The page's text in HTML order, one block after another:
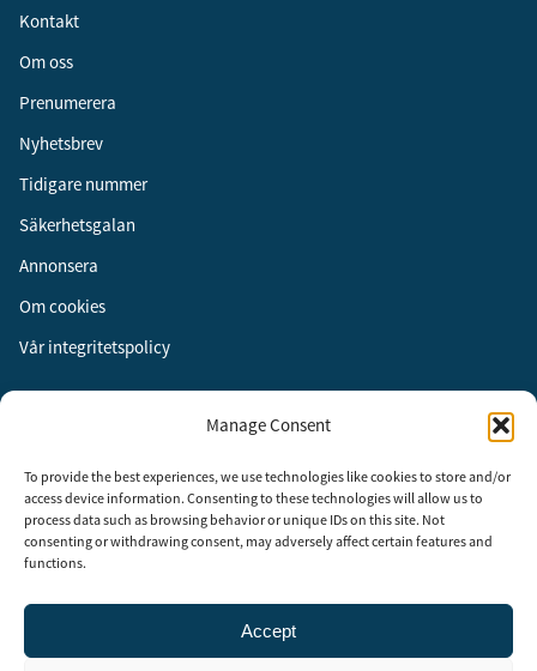
Manage Consent
To provide the best experiences, we use technologies like cookies to store and/or
access device information. Consenting to these technologies will allow us to
process data such as browsing behavior or unique IDs on this site. Not
consenting or withdrawing consent, may adversely affect certain features and
functions.
Accept
Kontakt
Om oss
Prenumerera
Nyhetsbrev
Tidigare nummer
Säkerhetsgalan
Annonsera
Om cookies
Vår integritetspolicy
Instagram
LinkedIn